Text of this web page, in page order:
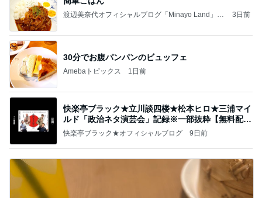
渡辺美奈代オフィシャルブログ「Minayo Land」P
3日前
30分でお腹パンパンのビュッフェ
Amebaトピックス 1日前
快楽亭ブラック★立川談四楼★松本ヒロ★三浦マイ
ルド「政治ネタ演芸会」記録※一部抜粋【無料配
信】
快楽亭ブラック★オフィシャルブログ 9日前